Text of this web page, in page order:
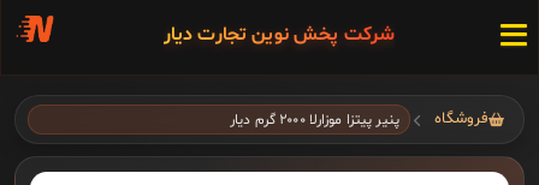
شرکت پخش نوین تجارت دیار
فروشگاه پنیر پیتزا موزارلا ۲۰۰۰ گرم دیار